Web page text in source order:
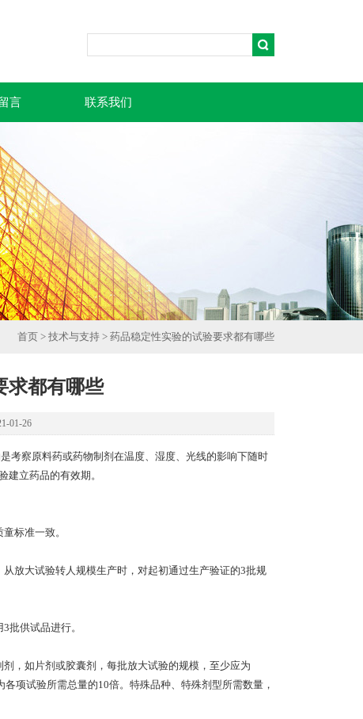
言 联系我们
首页 > 技术与支持 > 药品稳定性实验的试验要求都有哪些
求都有哪些
01-26
考察原料药或药物制剂在温度、湿度、光线的影响下随时
建立药品的有效期。
标准一致。
放大试验转人规模生产时，对起初通过生产验证的3批规
供试品进行。
，如片剂或胶囊剂，每批放大试验的规模，至少应为
项试验所需总量的10倍。特殊品种、特殊剂型所需数量，